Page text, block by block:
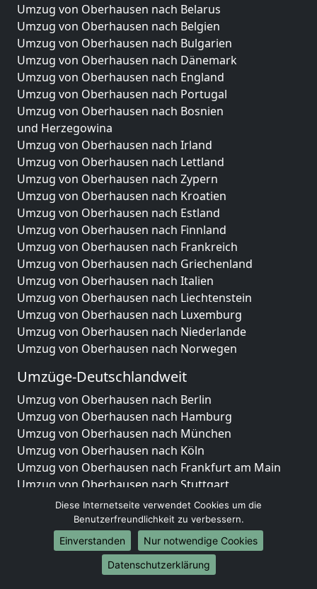
Umzug von Oberhausen nach Belarus
Umzug von Oberhausen nach Belgien
Umzug von Oberhausen nach Bulgarien
Umzug von Oberhausen nach Dänemark
Umzug von Oberhausen nach England
Umzug von Oberhausen nach Portugal
Umzug von Oberhausen nach Bosnien
und Herzegowina
Umzug von Oberhausen nach Irland
Umzug von Oberhausen nach Lettland
Umzug von Oberhausen nach Zypern
Umzug von Oberhausen nach Kroatien
Umzug von Oberhausen nach Estland
Umzug von Oberhausen nach Finnland
Umzug von Oberhausen nach Frankreich
Umzug von Oberhausen nach Griechenland
Umzug von Oberhausen nach Italien
Umzug von Oberhausen nach Liechtenstein
Umzug von Oberhausen nach Luxemburg
Umzug von Oberhausen nach Niederlande
Umzug von Oberhausen nach Norwegen
Umzüge-Deutschlandweit
Umzug von Oberhausen nach Berlin
Umzug von Oberhausen nach Hamburg
Umzug von Oberhausen nach München
Umzug von Oberhausen nach Köln
Umzug von Oberhausen nach Frankfurt am Main
Umzug von Oberhausen nach Stuttgart
Umzug von Oberhausen nach Düsseldorf
Umzug von Oberhausen nach Leipzig
Umzug von Oberhausen nach Dortmund
Umzug von Oberhausen nach Essen
Umzug von Oberhausen nach Bremen
Diese Internetseite verwendet Cookies um die
Benutzerfreundlichkeit zu verbessern.
Einverstanden
Nur notwendige Cookies
Datenschutzerklärung